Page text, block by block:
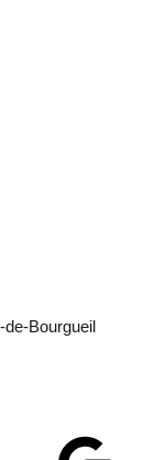
Bourgueil